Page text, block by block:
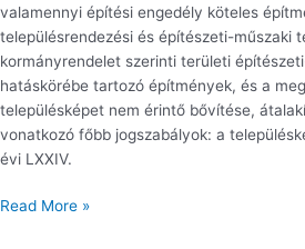
valamennyi építési engedély köteles
településrendezési és építészeti-műszaki
kormányrendelet szerinti területi
hatáskörébe tartozó építmények, és a
településképet nem érintő bővítése,
vonatkozó főbb jogszabályok: a
évi LXXIV.
Read More »